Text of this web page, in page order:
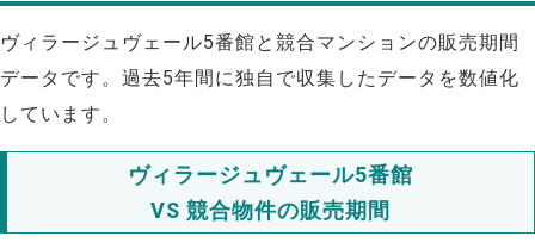
ヴィラージュヴェール5番館と競合マンションの販売期間
データです。過去5年間に独自で収集したデータを数値化
しています。
ヴィラージュヴェール5番館
VS 競合物件の販売期間